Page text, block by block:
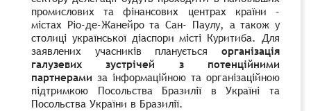
промислових та фінансових центрах країни –
містах Ріо-де-Жанейро та Сан- Паулу, а також у
столиці української діаспори місті Куритиба. Для
заявлених учасників планується організація
галузевих зустрічей з потенційними
партнерами за інформаційною та організаційною
підтримкою Посольства Бразилії в Україні та
Посольства України в Бразилії.